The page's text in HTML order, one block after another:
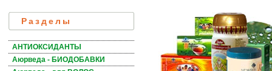
Разделы
АНТИОКСИДАНТЫ
Аюрведа - БИОДОБАВКИ